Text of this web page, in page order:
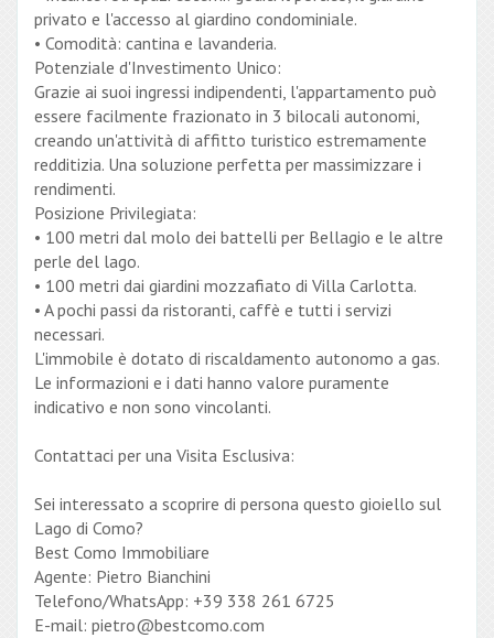
privato e l'accesso al giardino condominiale.
• Comodità: cantina e lavanderia.
Potenziale d'Investimento Unico:
Grazie ai suoi ingressi indipendenti, l'appartamento può
essere facilmente frazionato in 3 bilocali autonomi,
creando un'attività di affitto turistico estremamente
redditizia. Una soluzione perfetta per massimizzare i
rendimenti.
Posizione Privilegiata:
• 100 metri dal molo dei battelli per Bellagio e le altre
perle del lago.
• 100 metri dai giardini mozzafiato di Villa Carlotta.
• A pochi passi da ristoranti, caffè e tutti i servizi
necessari.
L'immobile è dotato di riscaldamento autonomo a gas.
Le informazioni e i dati hanno valore puramente
indicativo e non sono vincolanti.
Contattaci per una Visita Esclusiva:
Sei interessato a scoprire di persona questo gioiello sul
Lago di Como?
Best Como Immobiliare
Agente: Pietro Bianchini
Telefono/WhatsApp: +39 338 261 6725
E-mail: pietro@bestcomo.com